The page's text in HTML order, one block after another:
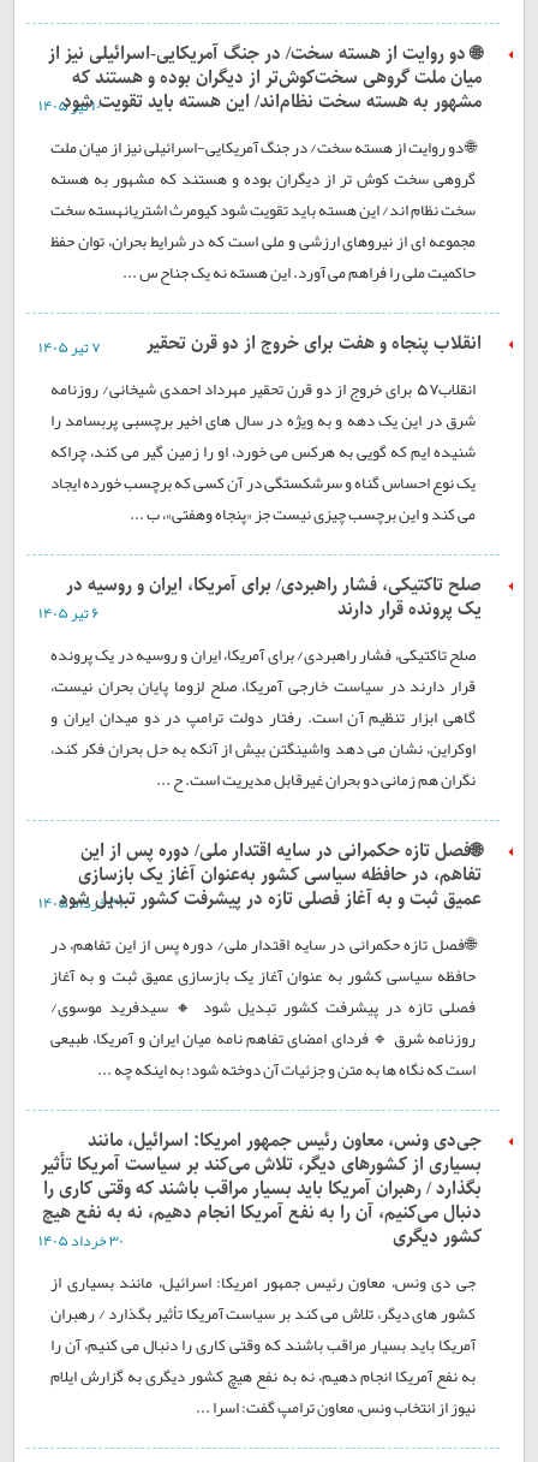
🌐 دو روایت از هسته سخت/ در جنگ آمریکایی-اسرائیلی نیز از
میان ملت‌ گروهی سخت‌کوش‌تر از دیگران بوده و هستند که
مشهور به هسته سخت نظام‌اند/ این هسته باید تقویت شود
۱۰ تير ۱۴۰۵
🌐 دو روایت از هسته سخت/ در جنگ آمریکایی-اسرائیلی نیز از میان ملت
گروهی سخت کوش تر از دیگران بوده و هستند که مشهور به هسته
سخت نظام اند/ این هسته باید تقویت شود کیومرث اشتریانهسته سخت
مجموعه ای از نیروهای ارزشی و ملی است که در شرایط بحران، توان حفظ
حاکمیت ملی را فراهم می آورد. این هسته نه یک جناح س ...
انقلاب پنجاه و هفت برای خروج از دو قرن تحقیر ۷ تير ۱۴۰۵
انقلاب57 برای خروج از دو قرن تحقیر مهرداد احمدی شیخانی/ روزنامه
شرق در این یک دهه و به ویژه در سال های اخیر برچسبی پربسامد را
شنیده ایم که گویی به هرکس می خورد، او را زمین گیر می کند، چراکه
یک نوع احساس گناه و سرشکستگی در آن کسی که برچسب خورده ایجاد
می کند و این برچسب چیزی نیست جز «پنجاه وهفتی»، ب ...
صلح تاکتیکی، فشار راهبردی/ برای آمریکا، ایران و روسیه در
یک پرونده قرار دارند ۶ تير ۱۴۰۵
صلح تاکتیکی، فشار راهبردی/ برای آمریکا، ایران و روسیه در یک پرونده
قرار دارند در سیاست خارجی آمریکا، صلح لزوما پایان بحران نیست،
گاهی ابزار تنظیم آن است. رفتار دولت ترامپ در دو میدان ایران و
اوکراین، نشان می دهد واشینگتن بیش از آنکه به حل بحران فکر کند،
نگران هم زمانی دو بحران غیرقابل مدیریت است. ح ...
🌐فصل تازه حکمرانی در سایه اقتدار ملی/ دوره پس از این
تفاهم، در حافظه سیاسی کشور به‌عنوان آغاز یک بازسازی
عمیق ثبت و به آغاز فصلی تازه در پیشرفت کشور تبدیل شود
۳۱ خرداد ۱۴۰۵
🌐فصل تازه حکمرانی در سایه اقتدار ملی/ دوره پس از این تفاهم، در
حافظه سیاسی کشور به عنوان آغاز یک بازسازی عمیق ثبت و به آغاز
فصلی تازه در پیشرفت کشور تبدیل شود 🔸 سیدفرید موسوی/
روزنامه شرق 🔹 فردای امضای تفاهم نامه میان ایران و آمریکا، طبیعی
است که نگاه ها به متن و جزئیات آن دوخته شود؛ به اینکه چه ...
جی‌دی ونس، معاون رئیس جمهور امریکا: اسرائیل، مانند
بسیاری از کشور‌های دیگر، تلاش می‌کند بر سیاست آمریکا تأثیر
بگذارد / رهبران آمریکا باید بسیار مراقب باشند که وقتی کاری را
دنبال می‌کنیم، آن را به نفع آمریکا انجام دهیم، نه به نفع هیچ
کشور دیگری ۳۰ خرداد ۱۴۰۵
جی دی ونس، معاون رئیس جمهور امریکا: اسرائیل، مانند بسیاری از
کشور های دیگر، تلاش می کند بر سیاست آمریکا تأثیر بگذارد / رهبران
آمریکا باید بسیار مراقب باشند که وقتی کاری را دنبال می کنیم، آن را
به نفع آمریکا انجام دهیم، نه به نفع هیچ کشور دیگری به گزارش ایلام
نیوز از انتخاب ونس، معاون ترامپ گفت: اسرا ...